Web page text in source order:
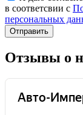
в соответсвии с
персональных
Отправить
Отзывы о